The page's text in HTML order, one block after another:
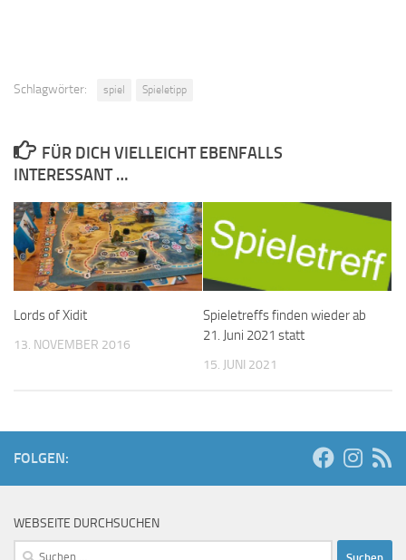
Schlagwörter: spiel Spieletipp
FÜR DICH VIELLEICHT EBENFALLS
INTERESSANT …
Lords of Xidit
13. NOVEMBER 2016
Spieletreffs finden wieder ab
21. Juni 2021 statt
15. JUNI 2021
FOLGEN:
WEBSEITE DURCHSUCHEN
Suchen